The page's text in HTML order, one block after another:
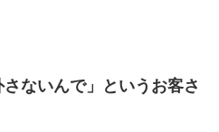
ないんで」というお客さ